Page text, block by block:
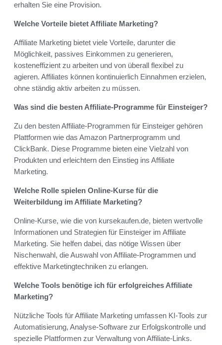
erhalten Sie eine Provision.
Welche Vorteile bietet Affiliate Marketing?
Affiliate Marketing bietet viele Vorteile, darunter die
Möglichkeit, passives Einkommen zu generieren,
kosteneffizient zu arbeiten und von überall flexibel zu
agieren. Affiliates können kontinuierlich Einnahmen erzielen,
ohne ständig aktiv arbeiten zu müssen.
Was sind die besten Affiliate-Programme für Einsteiger?
Zu den besten Affiliate-Programmen für Einsteiger gehören
Plattformen wie das Amazon Partnerprogramm und
ClickBank. Diese Programme bieten eine Vielzahl von
Produkten und erleichtern den Einstieg ins Affiliate
Marketing.
Welche Rolle spielen Online-Kurse für die
Weiterbildung im Affiliate Marketing?
Online-Kurse, wie die von kursekaufen.de, bieten wertvolle
Informationen und Strategien für Einsteiger im Affiliate
Marketing. Sie helfen dabei, das nötige Wissen über
Nischenwahl, die Auswahl von Affiliate-Programmen und
effektive Marketingtechniken zu erlangen.
Welche Tools benötige ich für erfolgreiches Affiliate
Marketing?
Nützliche Tools für Affiliate Marketing umfassen KI-Tools zur
Automatisierung, Analyse-Software zur Erfolgskontrolle und
spezielle Plattformen zur Verwaltung von Affiliate-Links.